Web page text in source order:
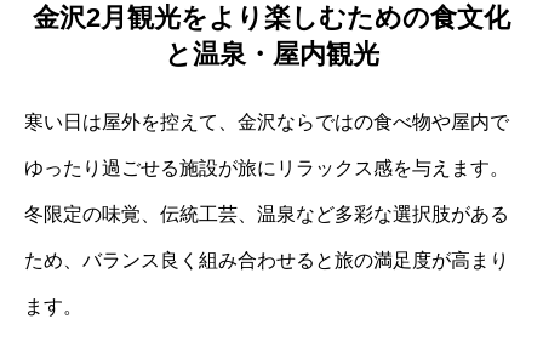
金沢2月観光をより楽しむための食文化
と温泉・屋内観光
寒い日は屋外を控えて、金沢ならではの食べ物や屋内で
ゆったり過ごせる施設が旅にリラックス感を与えます。
冬限定の味覚、伝統工芸、温泉など多彩な選択肢がある
ため、バランス良く組み合わせると旅の満足度が高まり
ます。